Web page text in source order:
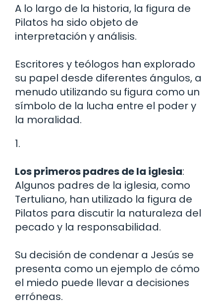
A lo largo de la historia, la figura de
Pilatos ha sido objeto de
interpretación y análisis.
Escritores y teólogos han explorado
su papel desde diferentes ángulos, a
menudo utilizando su figura como un
símbolo de la lucha entre el poder y
la moralidad.
1.
Los primeros padres de la iglesia:
Algunos padres de la iglesia, como
Tertuliano, han utilizado la figura de
Pilatos para discutir la naturaleza del
pecado y la responsabilidad.
Su decisión de condenar a Jesús se
presenta como un ejemplo de cómo
el miedo puede llevar a decisiones
erróneas.